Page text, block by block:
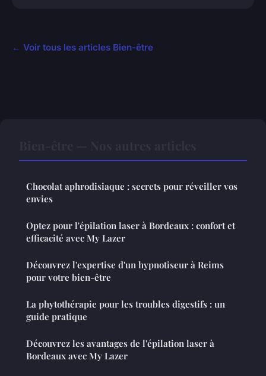
← Voir tous les articles Bien-être
Chocolat aphrodisiaque : secrets pour réveiller vos
envies
Optez pour l'épilation laser à Bordeaux : confort et
efficacité avec My Lazer
Découvrez l'expertise d'un hypnotiseur à Reims
pour votre bien-être
La phytothérapie pour les troubles digestifs : un
guide pratique
Découvrez les avantages de l'épilation laser à
Bordeaux avec My Lazer